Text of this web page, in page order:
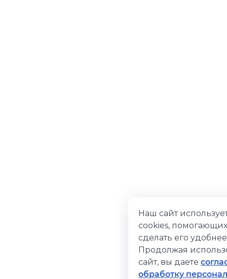
Наш сайт
cookies,
сделать его
Продолжая
сайт, вы даете
обработку